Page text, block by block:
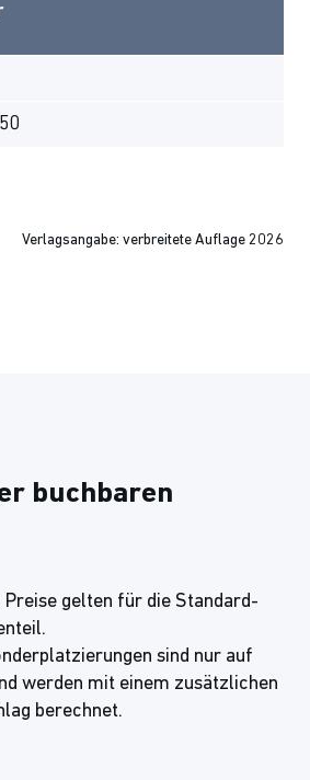
Verlagsangabe: verbreitete Auflage 2026
buchbaren
gelten für die Standard-
sind nur auf
werden mit einem zusätzlichen
berechnet.